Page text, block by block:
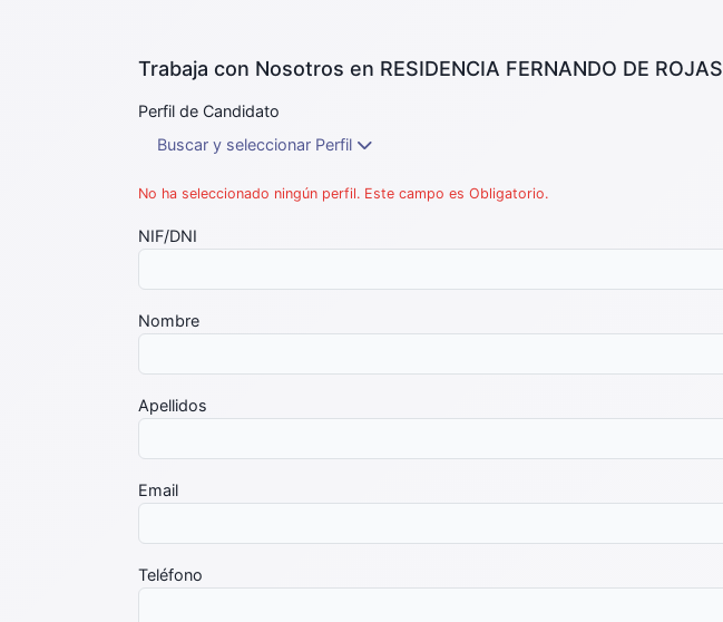
Trabaja con Nosotros en RESIDENCIA FERNANDO DE ROJAS
Perfil de Candidato
Buscar y seleccionar Perfil
No ha seleccionado ningún perfil. Este campo es Obligatorio.
NIF/DNI
Nombre
Apellidos
Email
Teléfono